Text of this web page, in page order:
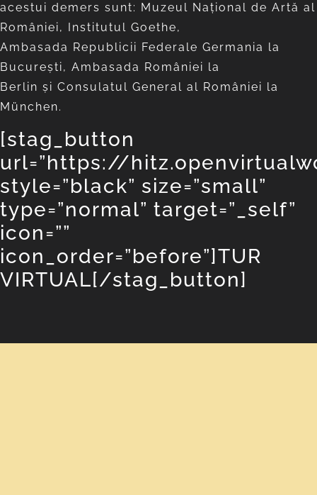
acestui demers sunt: Muzeul Național de Artă al
României, Institutul Goethe,
Ambasada Republicii Federale Germania la
București, Ambasada României la
Berlin și Consulatul General al României la
München.
[stag_button
url=”https://
style=”black” size=”small”
type=”normal” target=”_self”
icon=””
icon_order=”before”]TUR
VIRTUAL[/stag_button]